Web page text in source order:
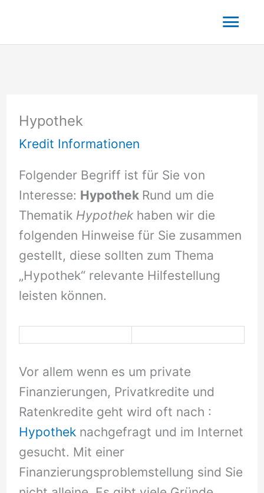
springen
Hypothek
Kredit Informationen
Folgender Begriff ist für Sie von
Interesse: Hypothek Rund um die
Thematik Hypothekhaben wir die
folgenden Hinweise für Sie zusammen
gestellt, diese sollten zum Thema
„Hypothek“ relevante Hilfestellung
leisten können.
Vor allem wenn es um private
Finanzierungen, Privatkredite und
Ratenkredite geht wird oft nach :
Hypothek nachgefragt und im Internet
gesucht. Mit einer
Finanzierungsproblemstellung sind Sie